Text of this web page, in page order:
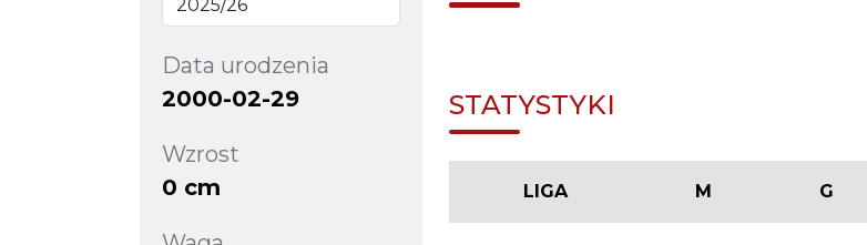
Data urodzenia
2000-02-29
Wzrost
0 cm
STATYSTYKI
LIGA M G